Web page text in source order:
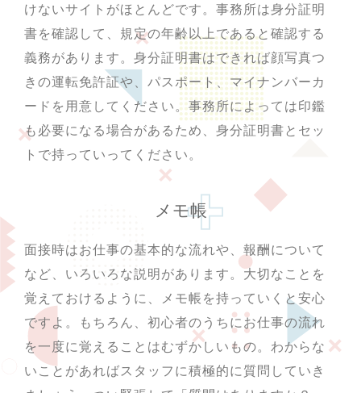
けないサイトがほとんどです。事務所は身分証明
書を確認して、規定の年齢以上であると確認する
義務があります。身分証明書はできれば顔写真つ
きの運転免許証や、パスポート、マイナンバーカ
ードを用意してください。事務所によっては印鑑
も必要になる場合があるため、身分証明書とセッ
トで持っていってください。
メモ帳
面接時はお仕事の基本的な流れや、報酬について
など、いろいろな説明があります。大切なことを
覚えておけるように、メモ帳を持っていくと安心
ですよ。もちろん、初心者のうちにお仕事の流れ
を一度に覚えることはむずかしいもの。わからな
いことがあればスタッフに積極的に質問していき